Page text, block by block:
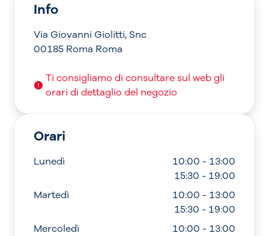
Info
Via Giovanni Giolitti, Snc
00185 Roma Roma
Ti consigliamo di consultare sul web gli
orari di dettaglio del negozio
Orari
Lunedì
10:00 - 13:00
15:30 - 19:00
Martedì
10:00 - 13:00
15:30 - 19:00
Mercoledì
10:00 - 13:00